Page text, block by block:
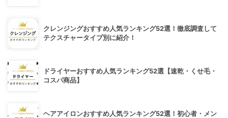
クレンジングおすすめ人気ランキング52選！徹底調査して
テクスチャータイプ別に紹介！
ドライヤーおすすめ人気ランキング52選【速乾・くせ毛・
コスパ商品】
ヘアアイロンおすすめ人気ランキング52選！初心者・メン